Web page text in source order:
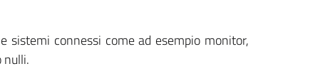
sistemi connessi come ad esempio monitor,